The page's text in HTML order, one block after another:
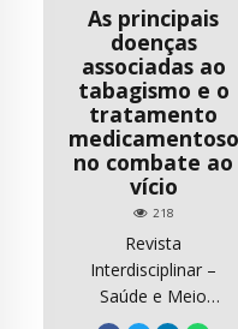
As principais
doenças
associadas ao
tabagismo e o
tratamento
medicamentoso
no combate ao
vício
218
Revista
Interdisciplinar –
Saúde e Meio
Ambiente –